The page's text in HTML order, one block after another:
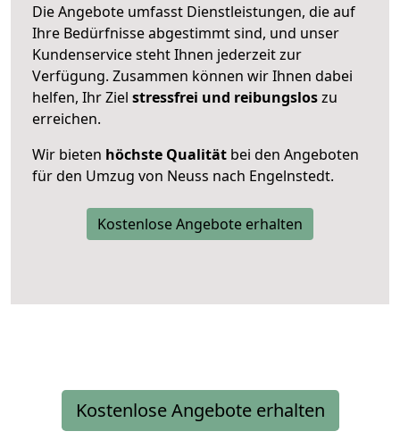
Die Angebote umfasst Dienstleistungen, die auf
Ihre Bedürfnisse abgestimmt sind, und unser
Kundenservice steht Ihnen jederzeit zur
Verfügung. Zusammen können wir Ihnen dabei
helfen, Ihr Ziel stressfrei und reibungsloszu
erreichen.
Wir bieten höchste Qualität bei den Angeboten
für den Umzug von Neuss nach Engelnstedt.
Kostenlose Angebote erhalten
Kostenlose Angebote erhalten